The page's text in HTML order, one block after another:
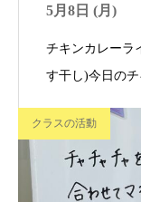
5月8日 (月)
チキンカレーライス ツナサラダ 干しいわし(
す干し)今日の
クラスの活動